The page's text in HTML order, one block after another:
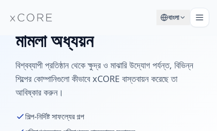
বাংলা
মামলা অধ্যয়ন
বিশ্বব্যাপী প্রতিষ্ঠান থেকে ক্ষুদ্র ও মাঝারি উদ্যোগ পর্যন্ত, বিভিন্ন
শিল্পের কোম্পানিগুলো কীভাবে xCORE বাস্তবায়ন করেছে তা
আবিষ্কার করুন।
শিল্প-নির্দিষ্ট সাফল্যের গল্প